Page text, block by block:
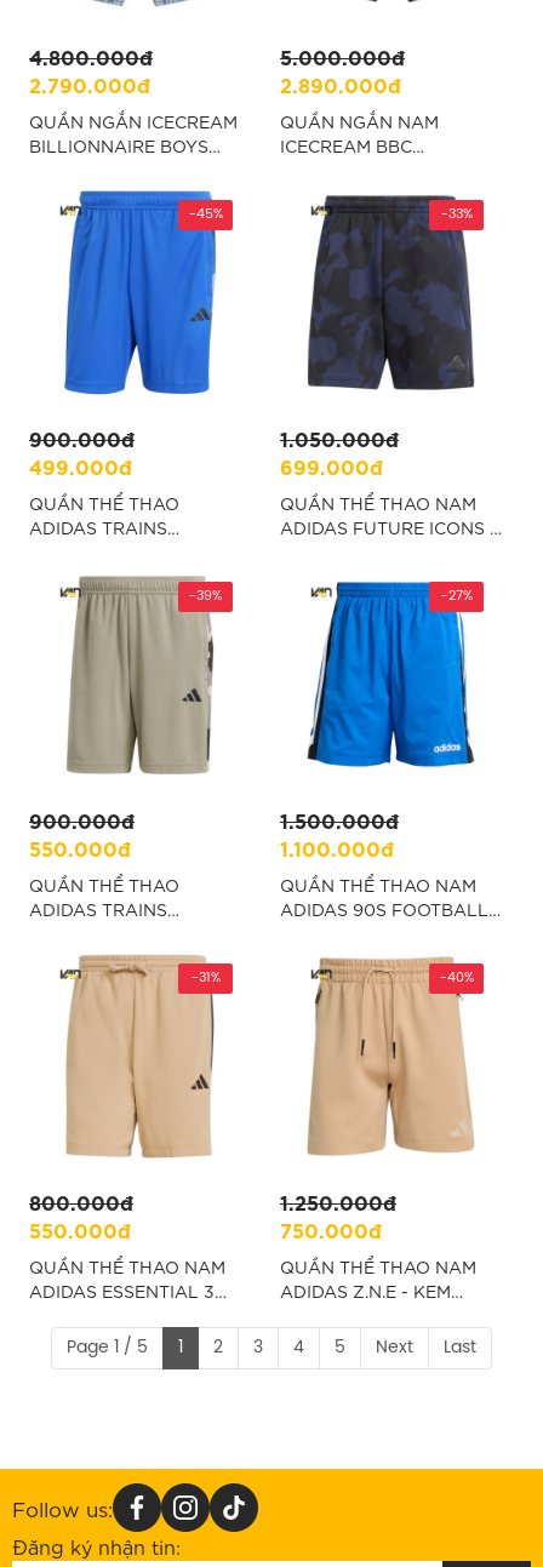
4.800.000đ
2.790.000đ
QUẦN NGẮN ICECREAM
BILLIONNAIRE BOYS
LOGO DENIM - XANH
5.000.000đ
2.890.000đ
QUẦN NGẮN NAM
ICECREAM BBC
RUNNING DOG - XANH
900.000đ
499.000đ
-45%
QUẦN THỂ THAO
ADIDAS TRAINS
“IW8508”
1.050.000đ
699.000đ
-33%
QUẦN THỂ THAO NAM
ADIDAS FUTURE ICONS -
900.000đ
550.000đ
-39%
QUẦN THỂ THAO
ADIDAS TRAINS
“IW8506”
1.500.000đ
1.100.000đ
-27%
QUẦN THỂ THAO NAM
ADIDAS 90S FOOTBALL -
800.000đ
550.000đ
-31%
QUẦN THỂ THAO NAM
ADIDAS ESSENTIAL 3
1.250.000đ
750.000đ
-40%
QUẦN THỂ THAO NAM
ADIDAS Z.N.E - KEM
Page 1 / 5 1 2 3 4 5 Next Last
Follow us:
Đăng ký nhận tin: